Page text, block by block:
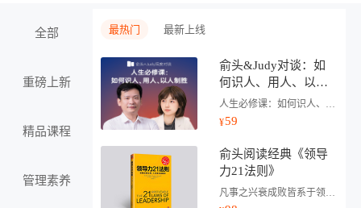
全部
重磅上新
精品课程
管理素养
最热门 最新上线
俞头&Judy对谈：如
何识人、用人、以人
制胜
人生必修课：如何识人、用人、以人制胜
¥59
俞头阅读经典《领导
力21法则》
凡事之兴衰成败皆系于领导力